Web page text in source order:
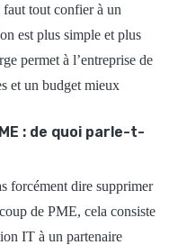
faut tout confier à un
est plus simple et plus
permet à l’entreprise de
et un budget mieux
: de quoi parle-t-
forcément dire supprimer
de PME, cela consiste
IT à un partenaire